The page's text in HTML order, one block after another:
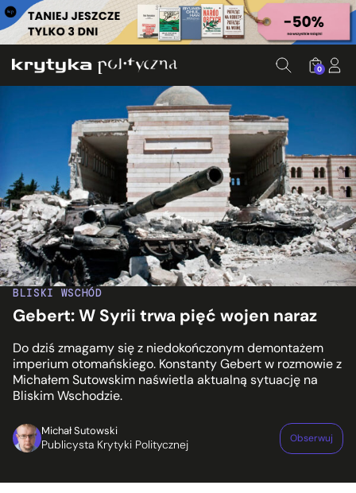
0
BLISKI WSCHÓD
Gebert: W Syrii trwa pięć wojen naraz
Do dziś zmagamy się z niedokończonym demontażem
imperium otomańskiego. Konstanty Gebert w rozmowie z
Michałem Sutowskim naświetla aktualną sytuację na
Bliskim Wschodzie.
Michał Sutowski
Publicysta Krytyki Politycznej Obserwuj